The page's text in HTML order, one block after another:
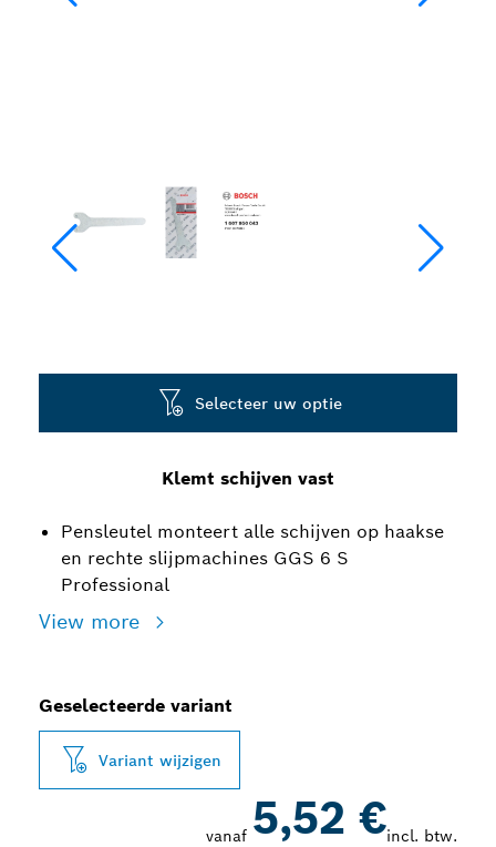
Klemt schijven vast
Pensleutel monteert alle schijven op haakse
en rechte slijpmachines GGS 6 S
Professional
View more
Selecteer uw optie
Geselecteerde variant
Variant wijzigen
vanaf 5,52 €incl. btw.